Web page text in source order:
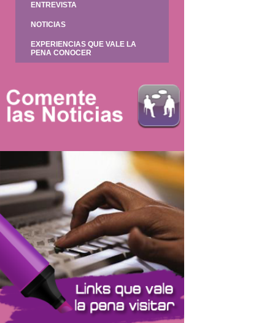
ENTREVISTA
NOTICIAS
EXPERIENCIAS QUE VALE LA
PENA CONOCER